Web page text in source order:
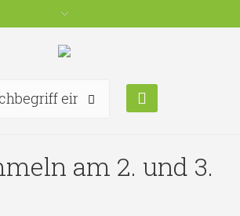
am 2. und 3.